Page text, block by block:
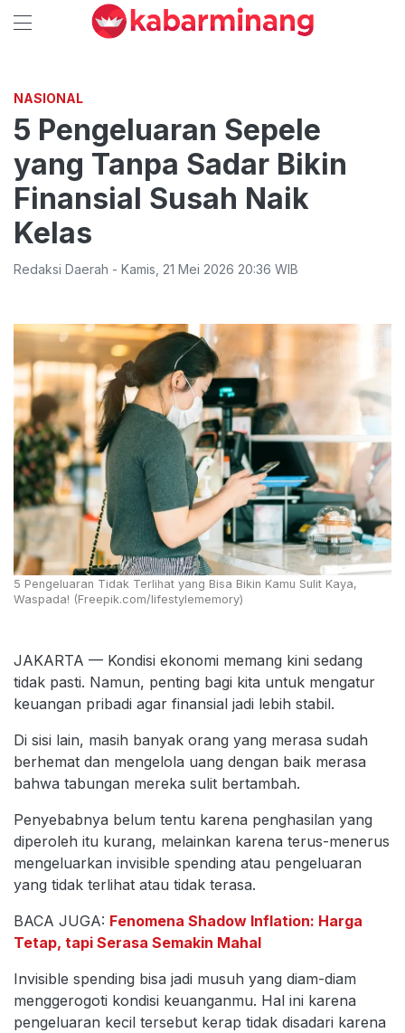
NASIONAL
5 Pengeluaran Sepele
yang Tanpa Sadar Bikin
Finansial Susah Naik
Kelas
Redaksi Daerah - Kamis 21 Mei 2026 20:36 WIB
5 Pengeluaran Tidak Terlihat yang Bisa Bikin Kamu Sulit Kaya,
Waspada! (Freepik.com/lifestylememory)
JAKARTA — Kondisi ekonomi memang kini sedang
tidak pasti. Namun, penting bagi kita untuk mengatur
keuangan pribadi agar finansial jadi lebih stabil.
Di sisi lain, masih banyak orang yang merasa sudah
berhemat dan mengelola uang dengan baik merasa
bahwa tabungan mereka sulit bertambah.
Penyebabnya belum tentu karena penghasilan yang
diperoleh itu kurang, melainkan karena terus-menerus
mengeluarkan invisible spending atau pengeluaran
yang tidak terlihat atau tidak terasa.
BACA JUGA: Fenomena Shadow Inflation: Harga
Tetap, tapi Serasa Semakin Mahal
Invisible spending bisa jadi musuh yang diam-diam
menggerogoti kondisi keuanganmu. Hal ini karena
pengeluaran kecil tersebut kerap tidak disadari karena